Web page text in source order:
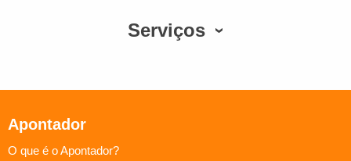
Serviços
Apontador
O que é o Apontador?